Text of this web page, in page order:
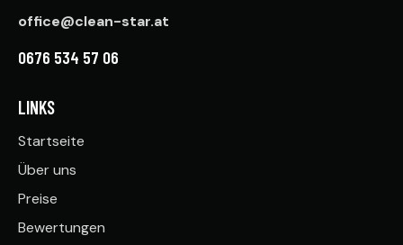
office@clean-star.at
0676 534 57 06
LINKS
Startseite
Über uns
Preise
Bewertungen